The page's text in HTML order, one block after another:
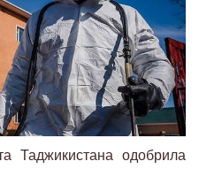
Таджикистана одобрила